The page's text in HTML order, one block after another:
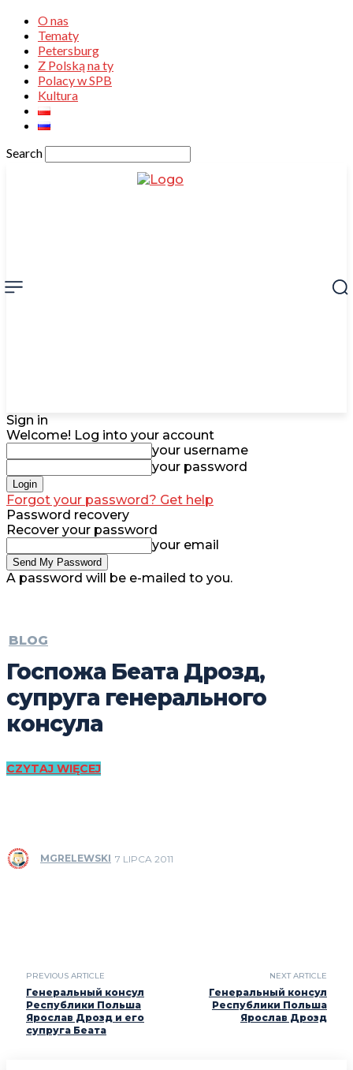
O nas
Tematy
Petersburg
Z Polską na ty
Polacy w SPB
Kultura
Search
Sign in
Welcome! Log into your account
your username
your password
Forgot your password? Get help
Password recovery
Recover your password
your email
A password will be e-mailed to you.
BLOG
Госпожа Беата Дрозд,
супруга генерального
консула
CZYTAJ WIĘCEJ
MGRELEWSKI 7 LIPCA 2011
PREVIOUS ARTICLE
Генеральный консул
Республики Польша
Ярослав Дрозд и его
супруга Беата
NEXT ARTICLE
Генеральный консул
Республики Польша
Ярослав Дрозд